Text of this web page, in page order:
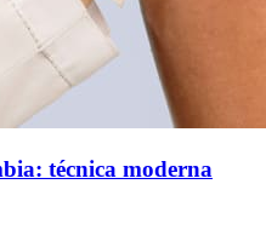
técnica moderna